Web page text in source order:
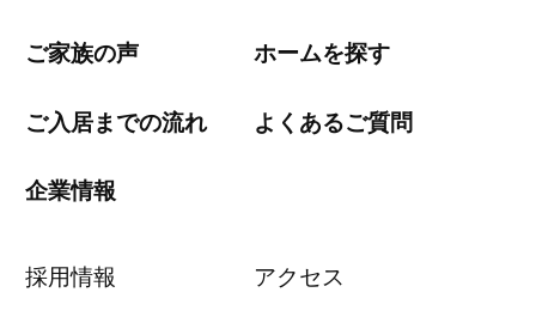
ご家族の声 ホームを探す
ご入居までの流れ よくあるご質問
企業情報
採用情報 アクセス